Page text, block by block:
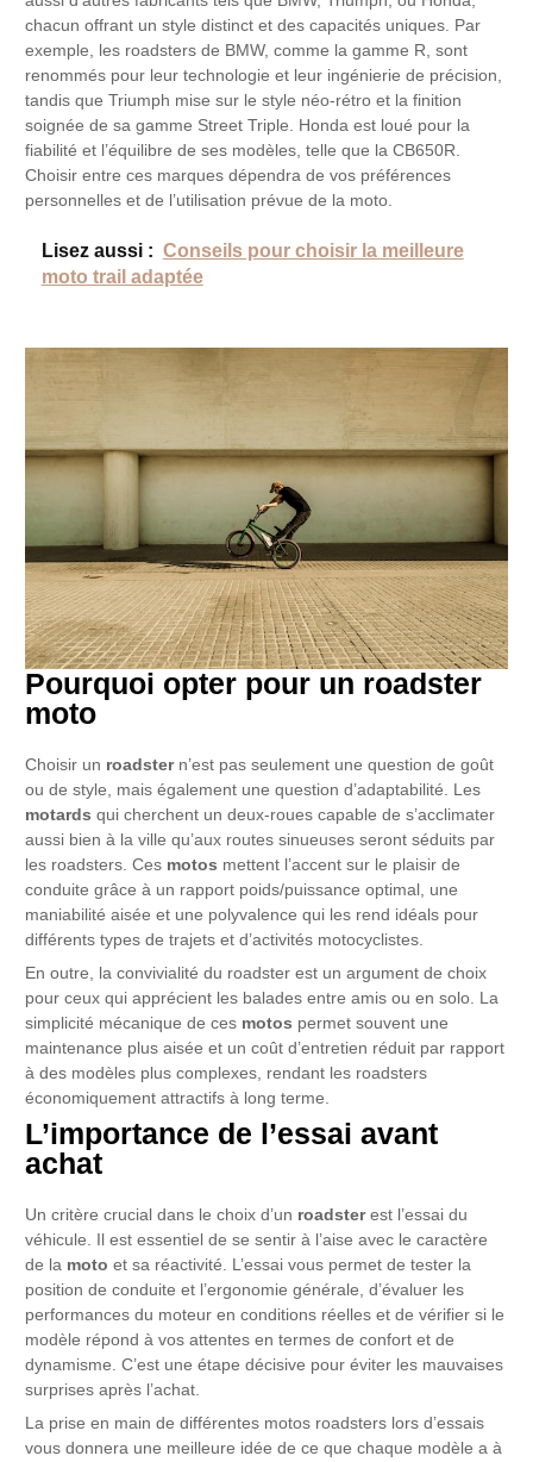
chacun offrant un style distinct et des capacités uniques. Par
exemple, les roadsters de BMW, comme la gamme R, sont
renommés pour leur technologie et leur ingénierie de précision,
tandis que Triumph mise sur le style néo-rétro et la finition
soignée de sa gamme Street Triple. Honda est loué pour la
fiabilité et l’équilibre de ses modèles, telle que la CB650R.
Choisir entre ces marques dépendra de vos préférences
personnelles et de l’utilisation prévue de la moto.
Lisez aussi : Conseils pour choisir la meilleure
moto trail adaptée
Pourquoi opter pour un roadster
moto
Choisir un roadstern’est pas seulement une question de goût
ou de style, mais également une question d’adaptabilité. Les
motards qui cherchent un deux-roues capable de s’acclimater
aussi bien à la ville qu’aux routes sinueuses seront séduits par
les roadsters. Ces motos mettent l’accent sur le plaisir de
conduite grâce à un rapport poids/puissance optimal, une
maniabilité aisée et une polyvalence qui les rend idéals pour
différents types de trajets et d’activités motocyclistes.
En outre, la convivialité du roadster est un argument de choix
pour ceux qui apprécient les balades entre amis ou en solo. La
simplicité mécanique de ces motos permet souvent une
maintenance plus aisée et un coût d’entretien réduit par rapport
à des modèles plus complexes, rendant les roadsters
économiquement attractifs à long terme.
L’importance de l’essai avant
achat
Un critère crucial dans le choix d’un roadsterest l’essai du
véhicule. Il est essentiel de se sentir à l’aise avec le caractère
de la moto et sa réactivité. L’essai vous permet de tester la
position de conduite et l’ergonomie générale, d’évaluer les
performances du moteur en conditions réelles et de vérifier si le
modèle répond à vos attentes en termes de confort et de
dynamisme. C’est une étape décisive pour éviter les mauvaises
surprises après l’achat.
La prise en main de différentes motos roadsters lors d’essais
vous donnera une meilleure idée de ce que chaque modèle a à